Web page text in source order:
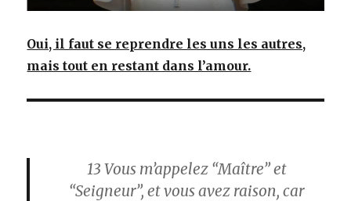
Oui, il faut se reprendre les uns les autres,
mais tout en restant dans l’amour.
13 Vous m’appelez “Maître” et
“Seigneur”, et vous avez raison, car